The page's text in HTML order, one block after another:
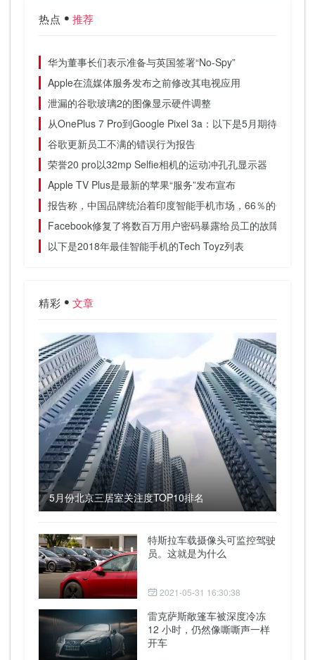
热点 推荐
华为董事长们表示准备与英国签署“No-Spy”
Apple在流媒体服务发布之前修改其电视应用
泄漏的谷歌玻璃2的图像显示硬件调整
从OnePlus 7 Pro到Google Pixel 3a：以下是5月期待的5个智
谷歌更新员工不满的错误行为报告
荣誉20 pro以32mp Selfie相机的运动冲孔孔显示器
Apple TV Plus是最新的苹果“服务”发布宣布
报告称，中国品牌统治着印度智能手机市场，66％的份额
Facebook修复了将数百万用户密码暴露给员工的故障
以下是2018年最佳智能手机的Tech Toyz列表
精彩 文章
5月份北京三居室关注度TOP10排名
特斯拉车载摄像头可监控驾驶
员。这就是为什么
2021-05-31 16:30:38
雷克萨斯敞篷车被深度冷冻
12 小时，仍然像嘶嘶声一样
开车